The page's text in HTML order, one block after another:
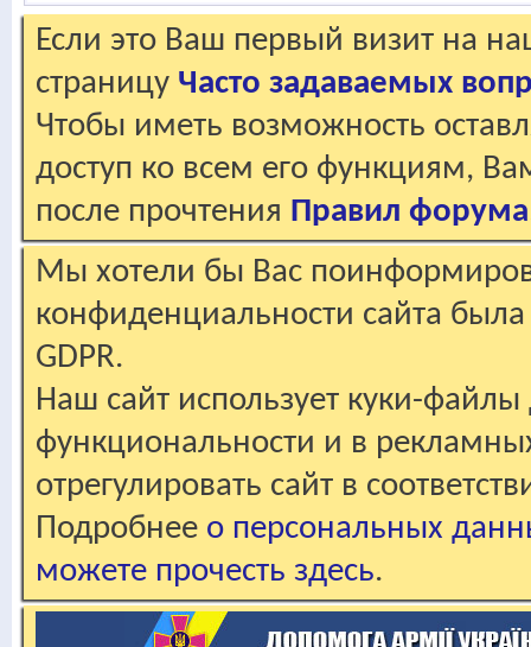
Если это Ваш первый визит на
страницу Часто задаваемых
Чтобы иметь возможность
доступ ко всем его функциям,
после прочтения Правил форума
Мы хотели бы Вас
конфиденциальности сайта
GDPR.
Наш сайт использует куки-файлы
функциональности и в
отрегулировать сайт в
Подробнее о персональных
можете прочесть здесь.